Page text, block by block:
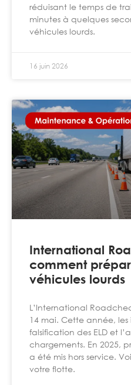
réduisant le temps de
minutes à quelques
véhicules lourds.
16 juin 2026
International
comment
véhicules lourds
L’International
14 mai. Cette année,
falsification des ELD et
chargements. En 2025,
a été mis hors service.
votre flotte.